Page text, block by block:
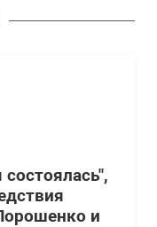
и